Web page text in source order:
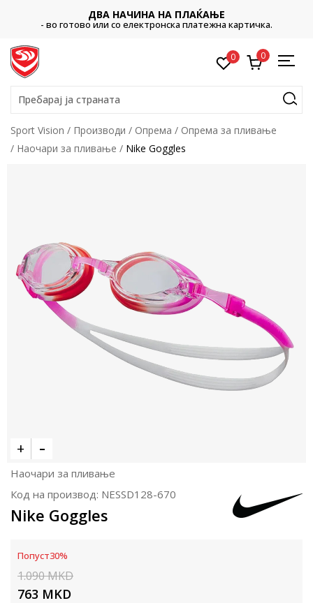
ДВА НАЧИНА НА ПЛАЌАЊЕ
- во готово или со електронска платежна картичка.
0 0
Пребарај ја страната
Sport Vision Производи Опрема
Опрема за пливање
Наочари за пливање
Nike Goggles
Наочари за пливање
Код на производ: NESSD128-670
Nike Goggles
Попуст30%
1.090MKD
763 MKD